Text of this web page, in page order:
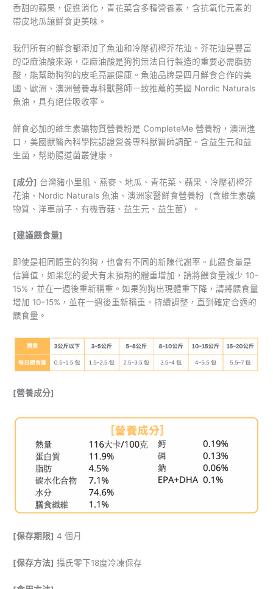
香甜的蘋果，促進消化，青花菜含多種營養素，含抗氧化元素的
帶皮地瓜讓鮮食更美味。
我們所有的鮮食都添加了魚油和冷壓初榨芥花油。芥花油是豐富
的亞麻油酸來源，亞麻油酸是狗狗無法自行製造的重要必需脂肪
酸，能幫助狗狗的皮毛亮麗健康。魚油品牌是四月鮮食合作的美
國、歐洲、澳洲營養專科獸醫師一致推薦的美國 Nordic Naturals
魚油，具有絕佳吸收率。
鮮食必加的維生素礦物質營養粉是 CompleteMe 營養粉，澳洲進
口，美國獸醫內科學院認證營養專科獸醫師調配。含益生元和益
生菌，幫助腸道菌叢健康。
[成分] 台灣豬小里肌、燕麥、地瓜、青花菜、蘋果、冷壓初榨芥
花油、Nordic Naturals 魚油、澳洲家醫鮮食營養粉（含維生素礦
物質、洋車前子、有機香菇、益生元、益生菌）。
[建議餵食量]
即使是相同體重的狗狗，也會有不同的新陳代謝率。此餵食量是
估算值，如果您的愛犬有未預期的體重增加，請將餵食量減少 10-
15%，並在一週後重新稱重。如果狗狗出現體重下降，請將餵食量
增加 10-15%，並在一週後重新稱重。持續調整，直到確定合適的
餵食量。
[營養成分]
[保存期限] 4 個月
[保存方法] 攝氏零下18度冷凍保存